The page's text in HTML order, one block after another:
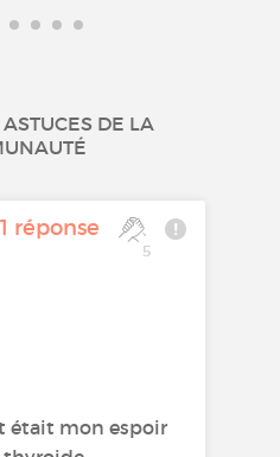
DE LA
1 réponse
5
était mon espoir